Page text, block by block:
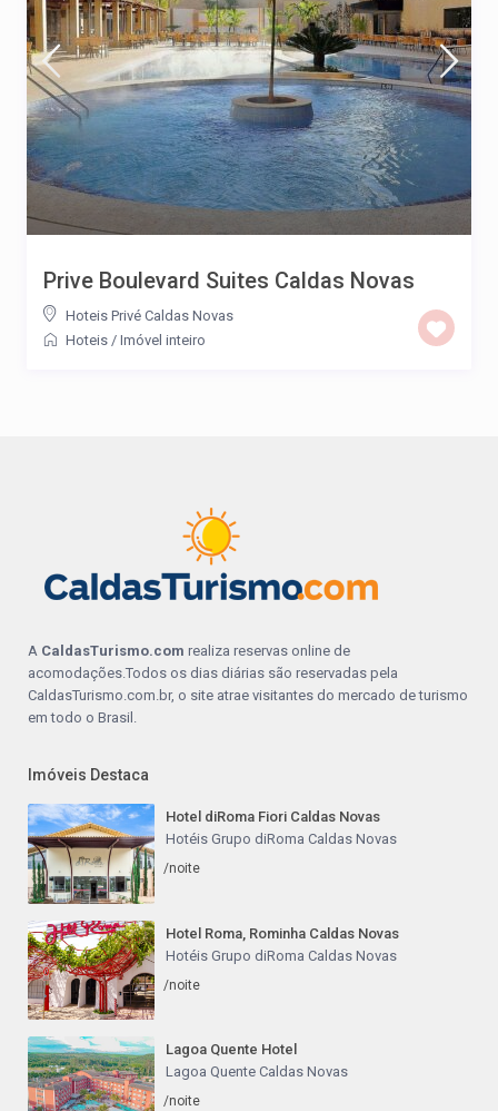
Prive Boulevard Suites Caldas Novas
Hoteis Privé Caldas Novas
Hoteis / Imóvel inteiro
A CaldasTurismo.com realiza reservas online de
acomodações.Todos os dias diárias são reservadas pela
CaldasTurismo.com.br, o site atrae visitantes do mercado de turismo
em todo o Brasil.
Imóveis Destaca
Hotel diRoma Fiori Caldas Novas
Hotéis Grupo diRoma Caldas Novas
/noite
Hotel Roma, Rominha Caldas Novas
Hotéis Grupo diRoma Caldas Novas
/noite
Lagoa Quente Hotel
Lagoa Quente Caldas Novas
/noite